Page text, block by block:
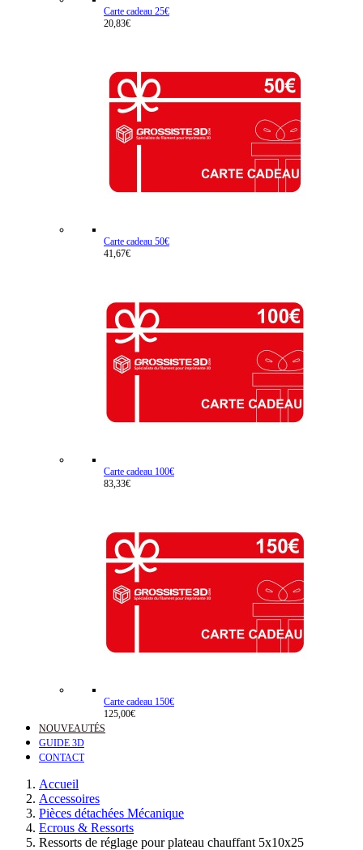
Carte cadeau 25€
20,83€
Carte cadeau 50€
41,67€
Carte cadeau 100€
83,33€
Carte cadeau 150€
125,00€
NOUVEAUTÉS
GUIDE 3D
CONTACT
Accueil
Accessoires
Pièces détachées Mécanique
Ecrous & Ressorts
Ressorts de réglage pour plateau chauffant 5x10x25